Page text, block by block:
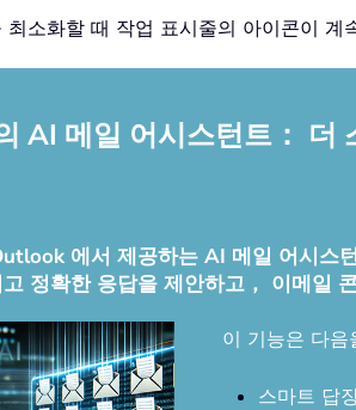
최소화할 때 작업 표시줄의 아이콘이 계
AI 메일 어시스턴트： 더
에서 제공하는 AI 메일 어시스
정확한 응답을 제안하고， 이메일
이 기능은 다음
스마트 답